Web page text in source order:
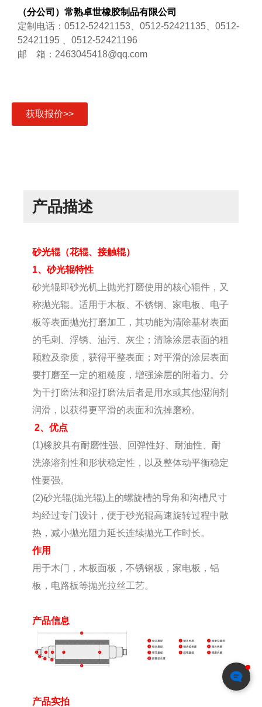
（分公司）常熟卓世橡胶制品有限公司
定制电话：0512-52421153、0512-52421135、0512-
52421195 、0512-52421196
邮 箱：2463045418@qq.com
获取报价>>
产品描述
砂光辊（花辊、接触辊）
1、砂光辊特性
砂光辊即砂光机上抛光打磨使用的核心辊件，又
称抛光辊。适用于木板、不锈钢、家电板、电子
板等表面抛光打磨加工，其功能为清除基材表面
的毛刺、浮锈、油污、灰尘；清除涂层表面的粗
颗粒及杂质，获得平整表面；对平滑的涂层表面
要打磨至一定的粗糙度，增强涂层的附着力。分
为干打磨法和湿打磨法后者是用水或其他湿润剂
润滑，以获得更平滑的表面和洗掉磨粉。
2、优点
(1)橡胶具有耐磨性强、回弹性好、耐油性、耐
洗涤溶剂性和形状稳定性，以及整体动平衡稳定
性要强。
(2)砂光辊(抛光辊)上的螺旋槽的导角和沟槽尺寸
均经过专门设计，便于砂光辊高速旋转过程中散
热，减小抛光阻力延长连续抛光工作时长。
作用
用于木门，木板面板，不锈钢板，家电板，铝
板，电路板等抛光拉丝工艺。
产品信息
产品实拍